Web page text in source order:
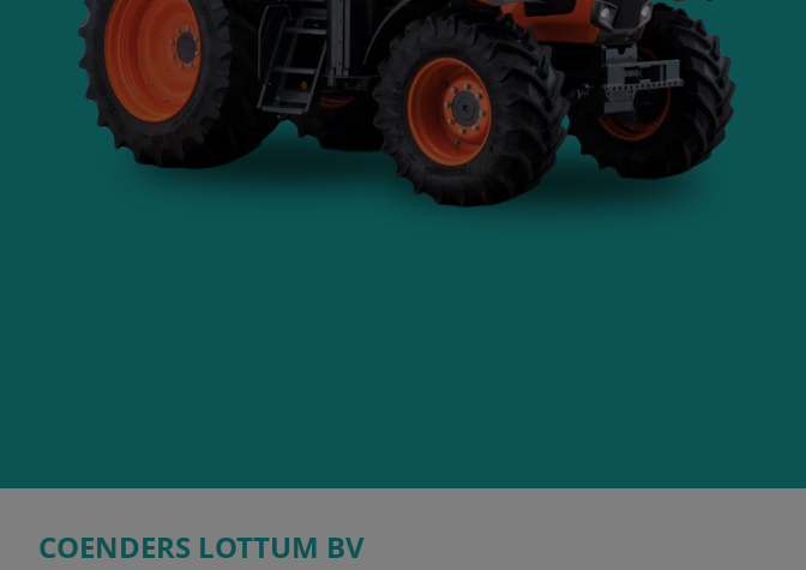
COENDERS LOTTUM BV